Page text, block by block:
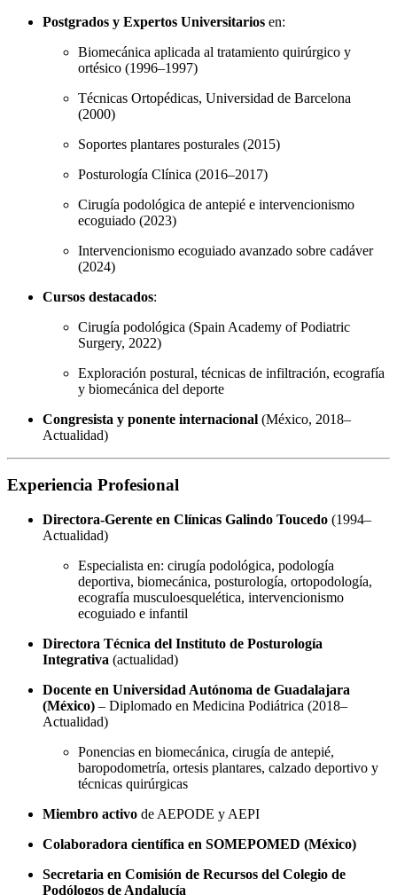
Postgrados y Expertos Universitarios en:
Biomecánica aplicada al tratamiento quirúrgico y
ortésico (1996–1997)
Técnicas Ortopédicas, Universidad de Barcelona
(2000)
Soportes plantares posturales (2015)
Posturología Clínica (2016–2017)
Cirugía podológica de antepié e intervencionismo
ecoguiado (2023)
Intervencionismo ecoguiado avanzado sobre cadáver
(2024)
Cursos destacados:
Cirugía podológica (Spain Academy of Podiatric
Surgery, 2022)
Exploración postural, técnicas de infiltración, ecografía
y biomecánica del deporte
Congresista y ponente internacional (México, 2018–
Actualidad)
Experiencia Profesional
Directora-Gerente en Clínicas Galindo Toucedo (1994–
Actualidad)
Especialista en: cirugía podológica, podología
deportiva, biomecánica, posturología, ortopodología,
ecografía musculoesquelética, intervencionismo
ecoguiado e infantil
Directora Técnica del Instituto de Posturología
Integrativa (actualidad)
Docente en Universidad Autónoma de Guadalajara
(México) – Diplomado en Medicina Podiátrica (2018–
Actualidad)
Ponencias en biomecánica, cirugía de antepié,
baropodometría, ortesis plantares, calzado deportivo y
técnicas quirúrgicas
Miembro activo de AEPODE y AEPI
Colaboradora científica en SOMEPOMED (México)
Secretaria en Comisión de Recursos del Colegio de
Podólogos de Andalucía